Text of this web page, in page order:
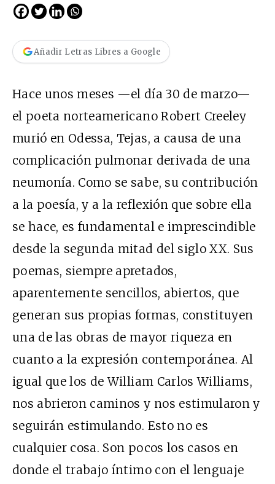
Añadir Letras Libres a Google
Hace unos meses —el día 30 de marzo—
el poeta norteamericano Robert Creeley
murió en Odessa, Tejas, a causa de una
complicación pulmonar derivada de una
neumonía. Como se sabe, su contribución
a la poesía, y a la reflexión que sobre ella
se hace, es fundamental e imprescindible
desde la segunda mitad del siglo XX. Sus
poemas, siempre apretados,
aparentemente sencillos, abiertos, que
generan sus propias formas, constituyen
una de las obras de mayor riqueza en
cuanto a la expresión contemporánea. Al
igual que los de William Carlos Williams,
nos abrieron caminos y nos estimularon y
seguirán estimulando. Esto no es
cualquier cosa. Son pocos los casos en
donde el trabajo íntimo con el lenguaje